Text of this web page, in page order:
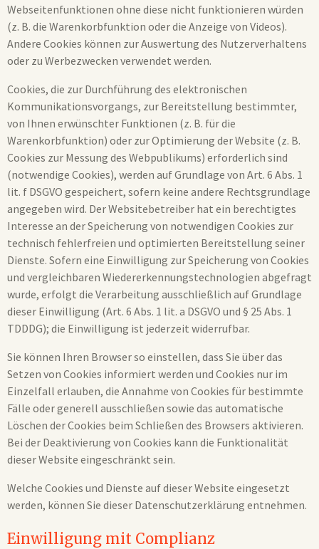
Webseitenfunktionen ohne diese nicht funktionieren würden
(z. B. die Warenkorbfunktion oder die Anzeige von Videos).
Andere Cookies können zur Auswertung des Nutzerverhaltens
oder zu Werbezwecken verwendet werden.
Cookies, die zur Durchführung des elektronischen
Kommunikationsvorgangs, zur Bereitstellung bestimmter,
von Ihnen erwünschter Funktionen (z. B. für die
Warenkorbfunktion) oder zur Optimierung der Website (z. B.
Cookies zur Messung des Webpublikums) erforderlich sind
(notwendige Cookies), werden auf Grundlage von Art. 6 Abs. 1
lit. f DSGVO gespeichert, sofern keine andere Rechtsgrundlage
angegeben wird. Der Websitebetreiber hat ein berechtigtes
Interesse an der Speicherung von notwendigen Cookies zur
technisch fehlerfreien und optimierten Bereitstellung seiner
Dienste. Sofern eine Einwilligung zur Speicherung von Cookies
und vergleichbaren Wiedererkennungstechnologien abgefragt
wurde, erfolgt die Verarbeitung ausschließlich auf Grundlage
dieser Einwilligung (Art. 6 Abs. 1 lit. a DSGVO und § 25 Abs. 1
TDDDG); die Einwilligung ist jederzeit widerrufbar.
Sie können Ihren Browser so einstellen, dass Sie über das
Setzen von Cookies informiert werden und Cookies nur im
Einzelfall erlauben, die Annahme von Cookies für bestimmte
Fälle oder generell ausschließen sowie das automatische
Löschen der Cookies beim Schließen des Browsers aktivieren.
Bei der Deaktivierung von Cookies kann die Funktionalität
dieser Website eingeschränkt sein.
Welche Cookies und Dienste auf dieser Website eingesetzt
werden, können Sie dieser Datenschutzerklärung entnehmen.
Einwilligung mit Complianz